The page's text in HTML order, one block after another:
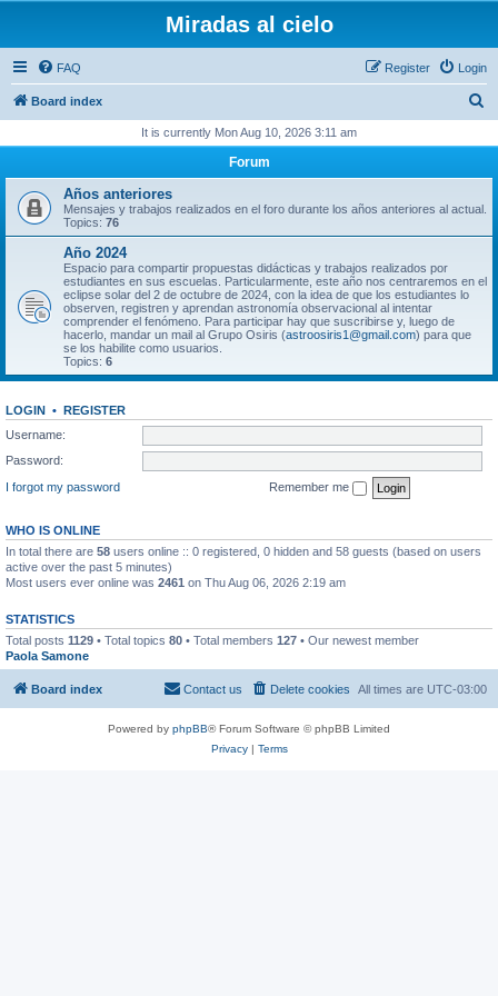
Miradas al cielo
FAQ Login
Register
Board index
r
h
It is currently Mon Aug 10, 2026 3:11 am
Forum
Años anteriores
Mensajes y trabajos realizados en el foro durante los años anteriores al actual.
Topics: 76
Año 2024
Espacio para compartir propuestas didácticas y trabajos realizados por
estudiantes en sus escuelas. Particularmente, este año nos centraremos en el
eclipse solar del 2 de octubre de 2024, con la idea de que los estudiantes lo
observen, registren y aprendan astronomía observacional al intentar
comprender el fenómeno. Para participar hay que suscribirse y, luego de
hacerlo, mandar un mail al Grupo Osiris (astroosiris1@gmail.com) para que
se los habilite como usuarios.
Topics: 6
LOGIN • REGISTER
Username:
Password:
I forgot my password
Remember me
WHO IS ONLINE
In total there are 58 users online :: 0 registered, 0 hidden and 58 guests (based on users
active over the past 5 minutes)
Most users ever online was 2461 on Thu Aug 06, 2026 2:19 am
STATISTICS
Total posts 1129 • Total topics 80 • Total members 127 • Our newest member
Paola Samone
Board index All times are UTC-03:00
Delete cookies
Contact us
Powered by phpBB® Forum Software © phpBB Limited
Privacy| Terms